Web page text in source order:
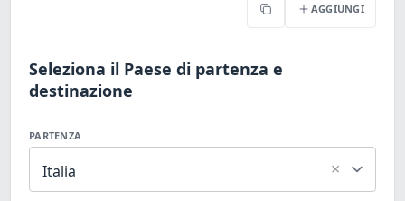
Copia AGGIUNGI
Seleziona il Paese di partenza e
destinazione
PARTENZA
Italia ×